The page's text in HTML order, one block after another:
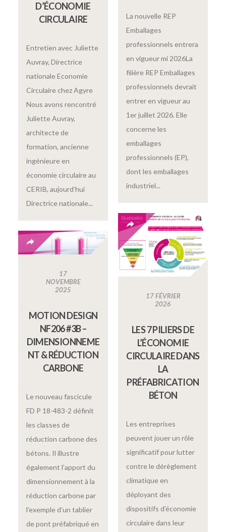
La nouvelle REP
Emballages
professionnels entrera
en vigueur mi 2026La
filière REP Emballages
professionnels devrait
entrer en vigueur au
1er juillet 2026. Elle
concerne les
emballages
professionnels (EP),
dont les emballages
industriel...
D’ÉCONOMIE
CIRCULAIRE
Entretien avec Juliette
Auvray, Directrice
nationale Economie
Circulaire chez Agyre
Nous avons rencontré
Juliette Auvray,
architecte de
formation, ancienne
ingénieure en
économie circulaire au
CERIB, aujourd’hui
Directrice nationale...
17 FÉVRIER
2026
LES 7 PILIERS DE
L’ÉCONOMIE
CIRCULAIRE DANS
LA
PRÉFABRICATION
BÉTON
Les entreprises
peuvent jouer un rôle
significatif pour lutter
contre le dérèglement
climatique en
déployant des
dispositifs d’économie
circulaire dans leur
17
NOVEMBRE
2025
MOTION DESIGN
NF206 #3B –
DIMENSIONNEME
NT & RÉDUCTION
CARBONE
Le nouveau fascicule
FD P 18-483-2 définit
les classes de
réduction carbone des
bétons. Il illustre
également l’apport du
dimensionnement à la
réduction carbone par
l’exemple d’un tablier
de pont préfabriqué en